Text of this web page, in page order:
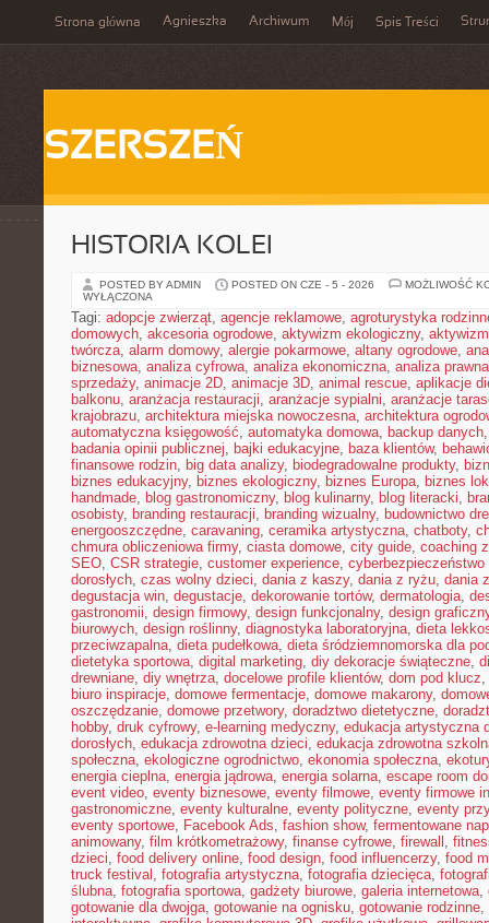
Strona główna Agnieszka Archiwum Mój Spis Treści
SZERSZEŃ
HISTORIA KOLEI
POSTED BY ADMIN POSTED ON CZE - 5 - 2026
MOŻLIWOŚĆ
WYŁĄCZONA
Tagi: adopcje zwierząt, agencje reklamowe, agroturystyka
domowych, akcesoria ogrodowe, aktywizm ekologiczny,
twórcza, alarm domowy, alergie pokarmowe, altany ogrodowe,
biznesowa, analiza cyfrowa, analiza ekonomiczna, analiza
sprzedaży, animacje 2D, animacje 3D, animal rescue, aplikacje
balkonu, aranżacja restauracji, aranżacje sypialni, aranżacje
krajobrazu, architektura miejska nowoczesna, architektura
automatyczna księgowość, automatyka domowa, backup danych
badania opinii publicznej, bajki edukacyjne, baza klientów,
finansowe rodzin, big data analizy, biodegradowalne produkty,
biznes edukacyjny, biznes ekologiczny, biznes Europa, biznes
handmade, blog gastronomiczny, blog kulinarny, blog literacki,
osobisty, branding restauracji, branding wizualny, budownictwo
energooszczędne, caravaning, ceramika artystyczna, chatboty,
chmura obliczeniowa firmy, ciasta domowe, city guide, coaching
SEO, CSR strategie, customer experience, cyberbezpieczeństwo
dorosłych, czas wolny dzieci, dania z kaszy, dania z ryżu, dania
degustacja win, degustacje, dekorowanie tortów, dermatologia,
gastronomii, design firmowy, design funkcjonalny, design
biurowych, design roślinny, diagnostyka laboratoryjna, dieta
przeciwzapalna, dieta pudełkowa, dieta śródziemnomorska dla
dietetyka sportowa, digital marketing, diy dekoracje świąteczne,
drewniane, diy wnętrza, docelowe profile klientów, dom pod klucz,
biuro inspiracje, domowe fermentacje, domowe makarony,
oszczędzanie, domowe przetwory, doradztwo dietetyczne,
hobby, druk cyfrowy, e-learning medyczny, edukacja artystyczna
dorosłych, edukacja zdrowotna dzieci, edukacja zdrowotna
społeczna, ekologiczne ogrodnictwo, ekonomia społeczna,
energia cieplna, energia jądrowa, energia solarna, escape room
event video, eventy biznesowe, eventy filmowe, eventy firmowe
gastronomiczne, eventy kulturalne, eventy polityczne, eventy
eventy sportowe, Facebook Ads, fashion show, fermentowane
animowany, film krótkometrażowy, finanse cyfrowe, firewall ,
dzieci, food delivery online, food design, food influencerzy, food
truck festival , fotografia artystyczna, fotografia dziecięca,
ślubna, fotografia sportowa, gadżety biurowe, galeria internetowa,
gotowanie dla dwojga, gotowanie na ognisku, gotowanie rodzinne,